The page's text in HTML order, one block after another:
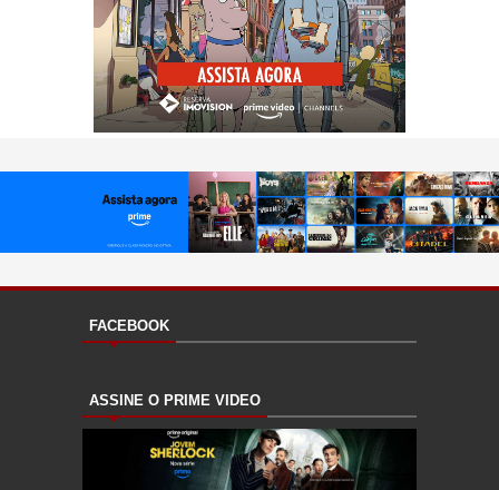
FACEBOOK
ASSINE O PRIME VIDEO